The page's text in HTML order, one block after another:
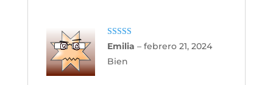
Valorado con
5de 5
Emilia – febrero 21, 2024
Bien